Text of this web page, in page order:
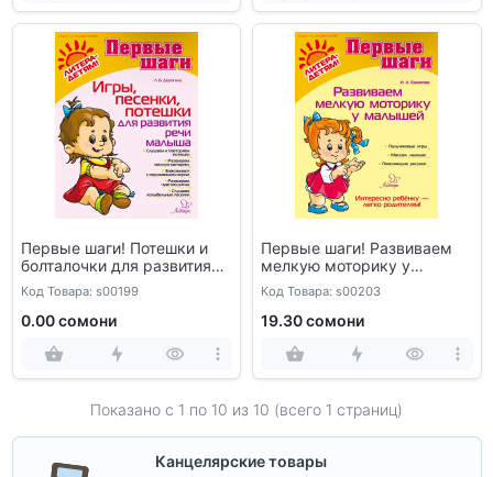
Первые шаги! Потешки и
болталочки для развития
речи малыша первого года
жизни
Код Товара: s00199
0.00 сомони
Первые шаги! Развиваем
мелкую моторику у
малышей
Код Товара: s00203
19.30 сомони
Показано с 1 по 10 из 10 (всего 1 страниц)
Канцелярские товары